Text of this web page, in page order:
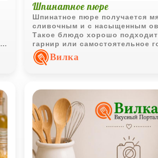
Шпинатное пюре
Шпинатное пюре получается
сливочным и с насыщенным
Такое блюдо хорошо подходит
гарнир или самостоятельное
дополнение к обеду.
Вилка